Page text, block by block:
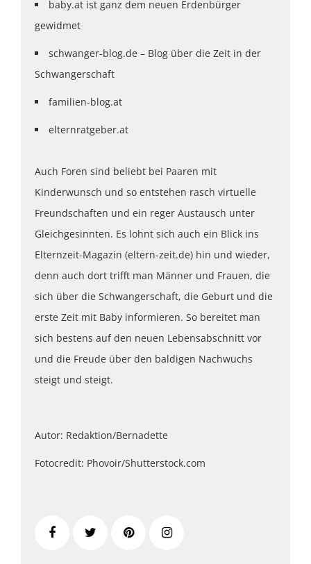
baby.at ist ganz dem neuen Erdenbürger
gewidmet
schwanger-blog.de – Blog über die Zeit in der
Schwangerschaft
familien-blog.at
elternratgeber.at
Auch Foren sind beliebt bei Paaren mit
Kinderwunsch und so entstehen rasch virtuelle
Freundschaften und ein reger Austausch unter
Gleichgesinnten. Es lohnt sich auch ein Blick ins
Elternzeit-Magazin (eltern-zeit.de) hin und wieder,
denn auch dort trifft man Männer und Frauen, die
sich über die Schwangerschaft, die Geburt und die
erste Zeit mit Baby informieren. So bereitet man
sich bestens auf den neuen Lebensabschnitt vor
und die Freude über den baldigen Nachwuchs
steigt und steigt.
Autor: Redaktion/Bernadette
Fotocredit: Phovoir/Shutterstock.com